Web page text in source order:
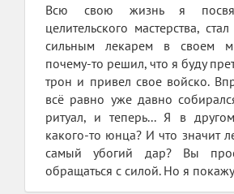
Всю свою жизнь я
целительского мастерства,
сильным лекарем в своем
почему-то решил, что я буду
трон и привел свое войско.
всё равно уже давно
ритуал, и теперь... Я в
какого-то юнца? И что значит
самый убогий дар? Вы
обращаться с силой. Но я